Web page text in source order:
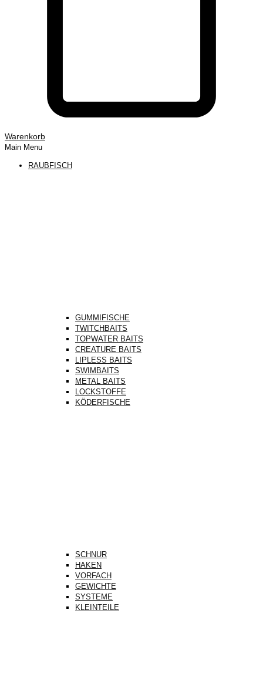
Warenkorb
Main Menu
RAUBFISCH
GUMMIFISCHE
TWITCHBAITS
TOPWATER BAITS
CREATURE BAITS
LIPLESS BAITS
SWIMBAITS
METAL BAITS
LOCKSTOFFE
KÖDERFISCHE
SCHNUR
HAKEN
VORFACH
GEWICHTE
SYSTEME
KLEINTEILE